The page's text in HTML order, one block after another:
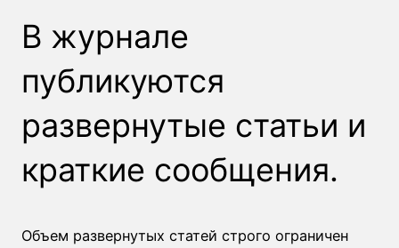
В журнале
публикуются
развернутые статьи и
краткие сообщения.
Объем развернутых статей строго ограничен